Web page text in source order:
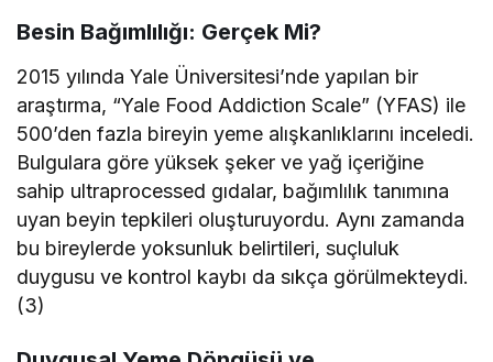
Besin Bağımlılığı: Gerçek Mi?
2015 yılında Yale Üniversitesi’nde yapılan bir
araştırma, “Yale Food Addiction Scale” (YFAS) ile
500’den fazla bireyin yeme alışkanlıklarını inceledi.
Bulgulara göre yüksek şeker ve yağ içeriğine
sahip ultraprocessed gıdalar, bağımlılık tanımına
uyan beyin tepkileri oluşturuyordu. Aynı zamanda
bu bireylerde yoksunluk belirtileri, suçluluk
duygusu ve kontrol kaybı da sıkça görülmekteydi.
(3)